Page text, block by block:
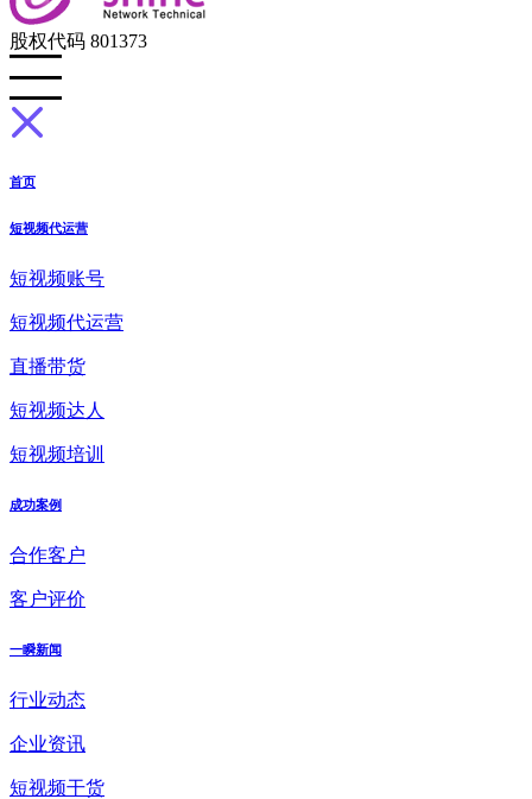
股权代码 801373
首页
短视频代运营
短视频账号
短视频代运营
直播带货
短视频达人
短视频培训
成功案例
合作客户
客户评价
一瞬新闻
行业动态
企业资讯
短视频干货